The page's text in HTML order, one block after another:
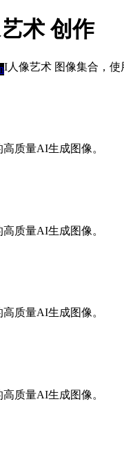
术 创作
像艺术 图像集合，使
质量AI生成图像。
质量AI生成图像。
质量AI生成图像。
质量AI生成图像。